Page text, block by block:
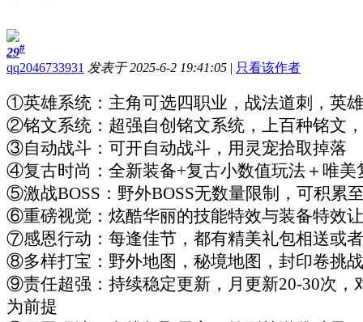
29#
qq2046733931 发表于 2025-6-2 19:41:05 | 只看该作者
①英雄系统：主角可选四职业，战法道刺，英
②铭文系统：超强自创铭文系统，上百种铭文
③自动战斗：可开自动战斗，用灵宠拾取掉落
④复古时尚：全新装备+复古小数值玩法＋唯
⑤激战BOSS：野外BOSS无数量限制，可积累
⑥重磅视觉：炫酷华丽的技能特效与装备特效
⑦感恩行动：每逢佳节，都有精美礼包相送或
⑧多样打宝：野外地图，秘境地图，封印卷挑
⑨责任超强：持续稳定更新，月更新20-30次，
为前提